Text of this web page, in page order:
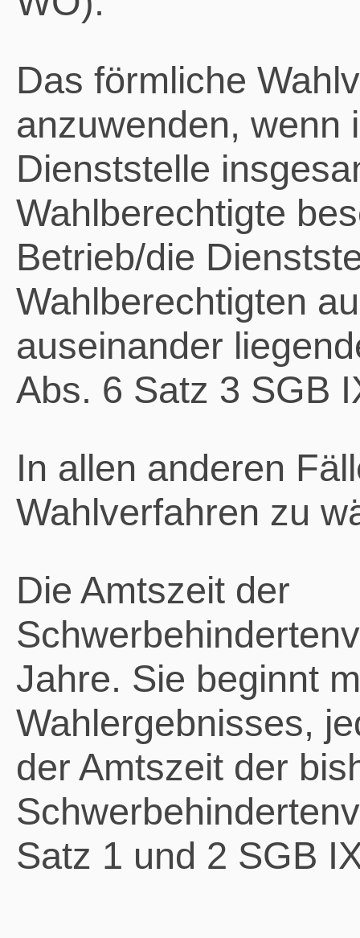
Das förmliche
anzuwenden, wenn
Dienststelle
Wahlberechtigte
Betrieb/die
Wahlberechtigten
auseinander
Abs. 6 Satz 3 SGB
In allen anderen
Wahlverfahren zu
Die Amtszeit der
Jahre. Sie beginnt
Wahlergebnisses,
der Amtszeit der
Satz 1 und 2 SGB